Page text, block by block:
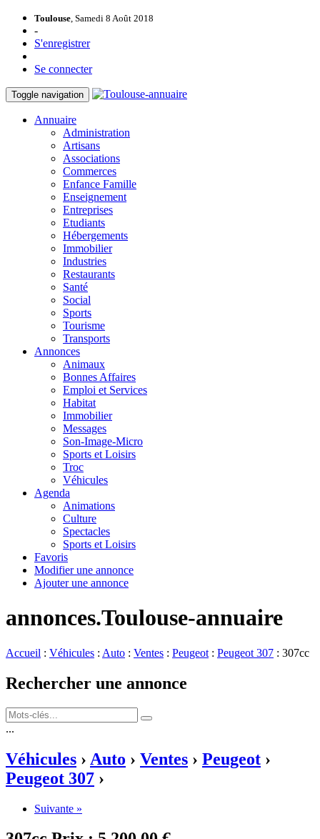
Toulouse, Samedi 8 Août 2018
-
S'enregistrer
Se connecter
Toggle navigation
Annuaire
Administration
Artisans
Associations
Commerces
Enfance Famille
Enseignement
Entreprises
Etudiants
Hébergements
Immobilier
Industries
Restaurants
Santé
Social
Sports
Tourisme
Transports
Annonces
Animaux
Bonnes Affaires
Emploi et Services
Habitat
Immobilier
Messages
Son-Image-Micro
Sports et Loisirs
Troc
Véhicules
Agenda
Animations
Culture
Spectacles
Sports et Loisirs
Favoris
Modifier une annonce
Ajouter une annonce
annonces.Toulouse-annuaire
Accueil : Véhicules : Auto : Ventes : Peugeot : Peugeot 307 : 307cc
Rechercher une annonce
...
Véhicules › Auto › Ventes › Peugeot ›
Peugeot 307 ›
Suivante »